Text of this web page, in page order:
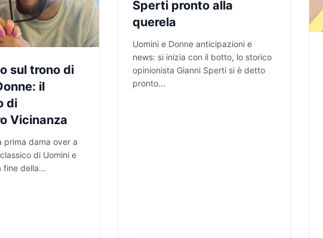
sul trono di
il
di
Vicinanza
prima dama over a
di Uomini e
fine della...
Sperti pronto alla
querela
Uomini e Donne anticipazioni e
news: si inizia con il botto, lo storico
opinionista Gianni Sperti si è detto
pronto...